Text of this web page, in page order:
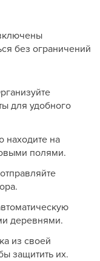
без ограничений
для удобного
находите на
полями.
деревнями.
из своей
защитить их.